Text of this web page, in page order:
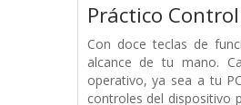
Práctico Control
Con doce teclas de
alcance de tu mano.
operativo, ya sea a tu
controles del dispositivo